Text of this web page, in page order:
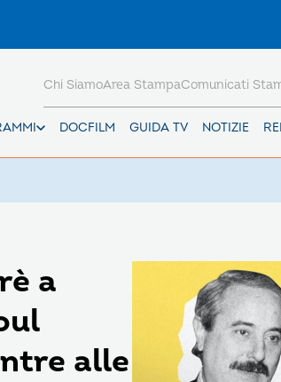
DOCFILM GUIDA TV NOTIZIE
Chi SiamoArea StampaComunicati
a
alle